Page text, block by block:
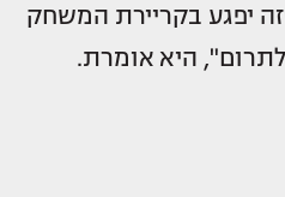
יפגע בקריירת המשחק
היא אומרת.